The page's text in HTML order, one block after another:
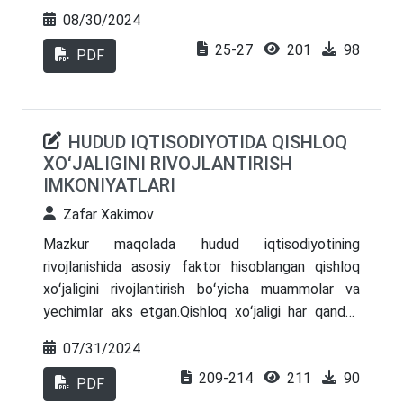
08/30/2024
PDF 25-27 201 98
HUDUD IQTISODIYOTIDA QISHLOQ
XOʻJALIGINI RIVOJLANTIRISH
IMKONIYATLARI
Zafar Xakimov
Mazkur maqolada hudud iqtisodiyotining
rivojlanishida asosiy faktor hisoblangan qishloq
xoʻjaligini rivojlantirish boʻyicha muammolar va
yechimlar aks etgan.Qishloq xoʻjaligi har qanday
hisoblanadi. Soʻnggi yillarda kuzatilayotgan iqlim
oʻzgarishlari va ekologik tanazzul nafaqat tabiiy
omillar bilan balki insoniyat taraqqiyotidagi
07/31/2024
PDF 209-214 211 90